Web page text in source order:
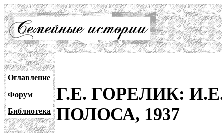
Оглавление
Форум
Библиотека
Г.Е. ГОРЕЛИК:
ПОЛОСА, 1937